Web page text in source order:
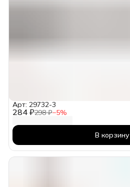
284 ₽298 ₽−5%
Арт: 29732-3
В корзину